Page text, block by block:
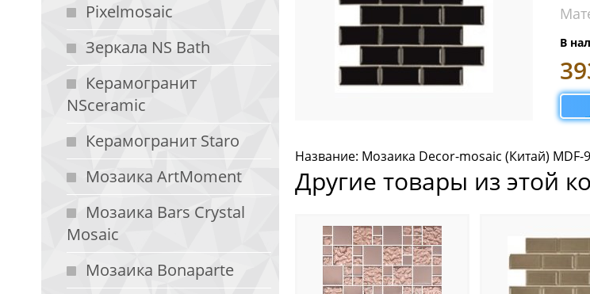
Pixelmosaic
Зеркала NS Bath
Керамогранит
NSceramic
Керамогранит Staro
Мозаика ArtMoment
Мозаика Bars Crystal
Mosaic
Мозаика Bonaparte
В
Название: Мозаика Decor-mosaic (Китай)
Другие товары из этой